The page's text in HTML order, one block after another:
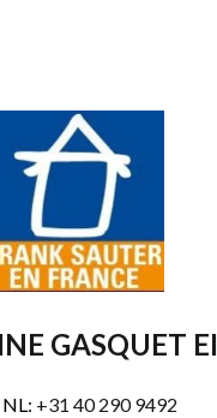
GASQUET EI
NL: +31 40 290 9492